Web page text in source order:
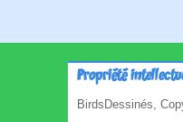
Propriété
BirdsDessinés,